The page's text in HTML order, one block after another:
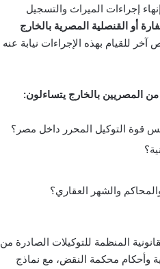
إجراءات الميراث والتسجيل
أو القنصلية المصرية بالخارج
للقيام بهذه الإجراءات نيابة عنه
المصريين بالخارج يتساءلون:
قوة التوكيل المحرر داخل مصر؟
والشهر العقاري؟
المنظمة للتوكيلات الصادرة من
وأحكام محكمة النقض، مع نماذج